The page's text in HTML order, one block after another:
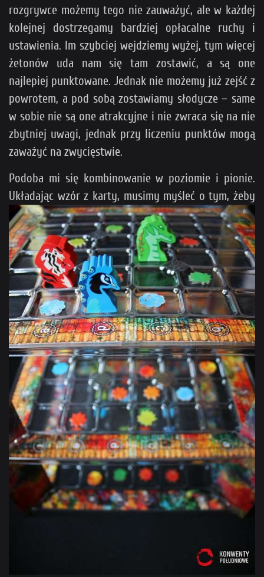
rozgrywce możemy tego nie zauważyć, ale w każdej
kolejnej dostrzegamy bardziej opłacalne ruchy i
ustawienia. Im szybciej wejdziemy wyżej, tym więcej
żetonów uda nam się tam zostawić, a są one
najlepiej punktowane. Jednak nie możemy już zejść z
powrotem, a pod sobą zostawiamy słodycze – same
w sobie nie są one atrakcyjne i nie zwraca się na nie
zbytniej uwagi, jednak przy liczeniu punktów mogą
zaważyć na zwycięstwie.
Podoba mi się kombinowanie w poziomie i pionie.
Układając wzór z karty, musimy myśleć o tym, żeby